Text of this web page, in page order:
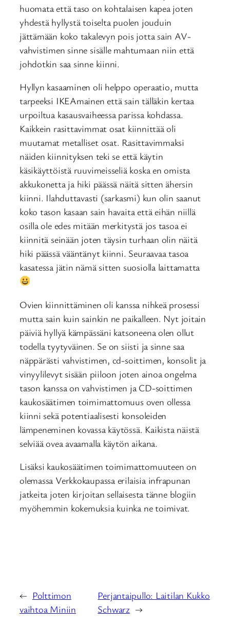
huomata että taso on kohtalaisen kapea joten
yhdestä hyllystä toiselta puolen jouduin
jättämään koko takalevyn pois jotta sain AV-
vahvistimen sinne sisälle mahtumaan niin että
johdotkin saa sinne kiinni.
Hyllyn kasaaminen oli helppo operaatio, mutta
tarpeeksi IKEAmainen että sain tälläkin kertaa
urpoiltua kasausvaiheessa parissa kohdassa.
Kaikkein rasittavimmat osat kiinnittää oli
muutamat metalliset osat. Rasittavimmaksi
näiden kiinnityksen teki se että käytin
käsikäyttöistä ruuvimeisseliä koska en omista
akkukonetta ja hiki päässä näitä sitten ähersin
kiinni. Ilahduttavasti (sarkasmi) kun olin saanut
koko tason kasaan sain havaita että eihän niillä
osilla ole edes mitään merkitystä jos tasoa ei
kiinnitä seinään joten täysin turhaan olin näitä
hiki päässä vääntänyt kiinni. Seuraavaa tasoa
kasatessa jätin nämä sitten suosiolla laittamatta
Ovien kiinnittäminen oli kanssa nihkeä prosessi
mutta sain kuin sainkin ne paikalleen. Nyt joitain
päiviä hyllyä kämpässäni katsoneena olen ollut
todella tyytyväinen. Se on siisti ja sinne saa
näppärästi vahvistimen, cd-soittimen, konsolit ja
vinyylilevyt sisään piiloon joten ainoa ongelma
tason kanssa on vahvistimen ja CD-soittimen
kaukosäätimen toimimattomuus oven ollessa
kiinni sekä potentiaalisesti konsoleiden
lämpeneminen kovassa käytössä. Kaikista näistä
selviää ovea avaamalla käytön aikana.
Lisäksi kaukosäätimen toimimattomuuteen on
olemassa Verkkokaupassa erilaisia infrapunan
jatkeita joten kirjoitan sellaisesta tänne blogiin
myöhemmin kokemuksia kuinka ne toimivat.
← Polttimon
vaihtoa Miniin
Perjantaipullo: Laitilan Kukko
Schwarz →